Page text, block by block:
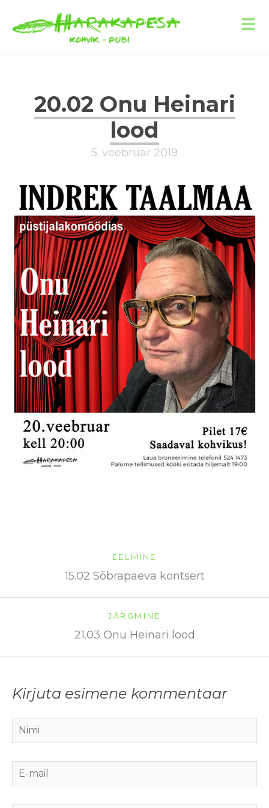
20.02 Onu Heinari
lood
5. veebruar 2019
EELMINE
15.02 Sõbrapäeva kontsert
JÄRGMINE
21.03 Onu Heinari lood
Kirjuta esimene kommentaar